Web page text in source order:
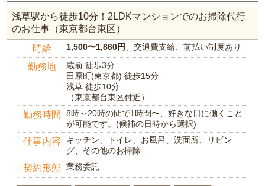
浅草駅から徒歩10分！2LDKマンションでのお掃除代行
のお仕事（東京都台東区）
時給 1,500〜1,860円、交通費支給、前払い制度あり
勤務地
蔵前 徒歩3分
田原町(東京都) 徒歩15分
浅草 徒歩10分
（東京都台東区付近）
勤務時間
8時～20時の間で1時間〜、好きな日に働くこと
が可能です。(候補の日時から選択)
仕事内容
キッチン、トイレ、お風呂、洗面所、リビン
グ、その他のお掃除
契約形態 業務委託